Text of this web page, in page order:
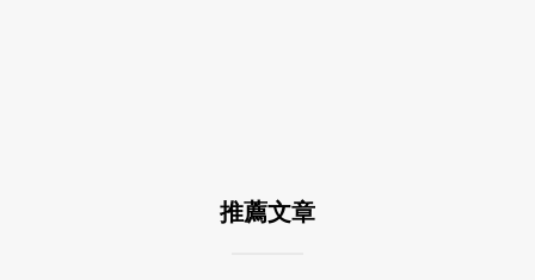
推薦文章